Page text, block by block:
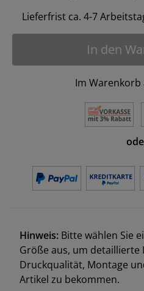
Lieferfrist ca. 4-7
In den
Im Warenkorb
Hinweis: Bitte wählen Sie
Größe aus, um
Druckqualität, Montage
Artikel zu bekommen.